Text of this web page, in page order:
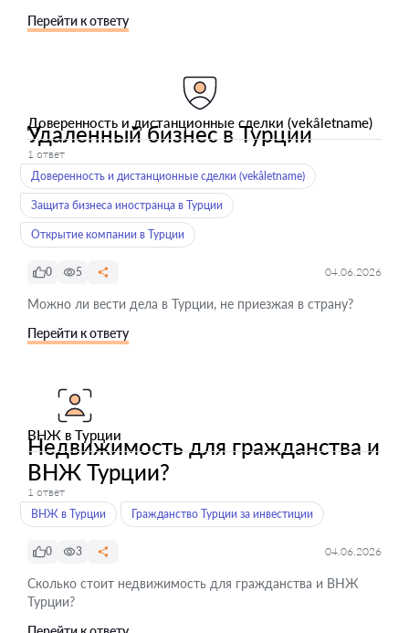
Перейти к ответу
Доверенность и дистанционные сделки (vekâletname)
Удаленный бизнес в Турции
1 ответ
Доверенность и дистанционные сделки (vekâletname)
Защита бизнеса иностранца в Турции
Открытие компании в Турции
0 5 04.06.2026
Можно ли вести дела в Турции, не приезжая в страну?
Перейти к ответу
ВНЖ в Турции
Недвижимость для гражданства и
ВНЖ Турции?
1 ответ
ВНЖ в Турции
Гражданство Турции за инвестиции
0 3 04.06.2026
Сколько стоит недвижимость для гражданства и ВНЖ
Турции?